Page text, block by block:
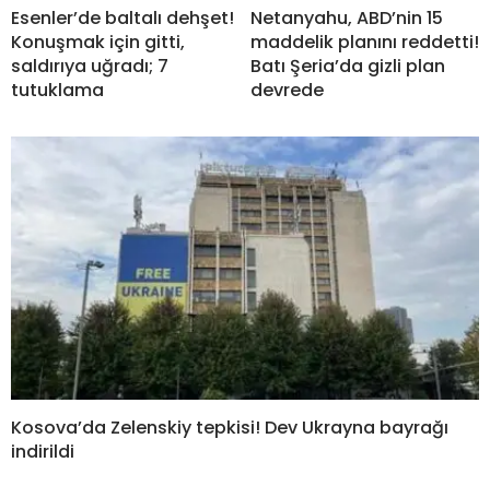
Esenler’de baltalı dehşet!
Konuşmak için gitti,
saldırıya uğradı; 7
tutuklama
Netanyahu, ABD’nin 15
maddelik planını reddetti!
Batı Şeria’da gizli plan
devrede
Kosova’da Zelenskiy tepkisi! Dev Ukrayna bayrağı
indirildi